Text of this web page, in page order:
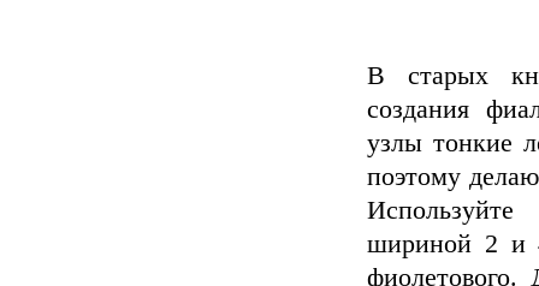
В старых
создания
узлы тонкие
поэтому
шириной 2 и